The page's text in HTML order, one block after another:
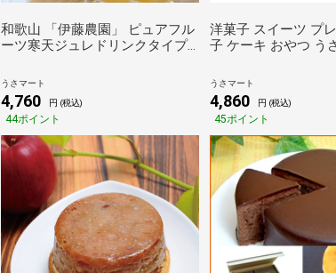
和歌山 「伊藤農園」 ピュアフル
ーツ寒天ジュレドリンクタイプ 4
ーツ セット 食べ比べ みかん ギ
フト
うさマート
4,760 円 (税込)
44ポイント
洋菓子 スイーツ プ
子 ケーキ おやつ う
マドレーヌ・はちみ
ヌセット
うさマート
4,860 円 (税込)
45ポイント